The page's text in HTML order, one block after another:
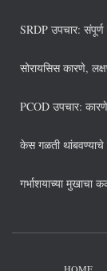
SRDP उपचार: संपूर्ण
सोरायसिस कारणे,
PCOD उपचार:
केस गळती
गर्भाशयाच्या मुखाचा